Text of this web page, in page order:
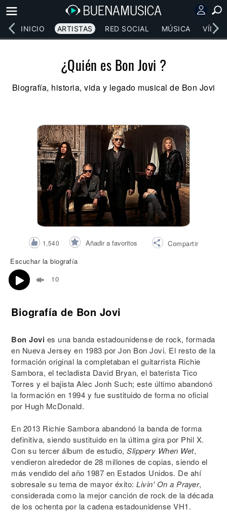
INICIO ARTISTAS RED SOCIAL MÚSICA
¿Quién es Bon Jovi ?
Biografía, historia, vida y legado musical de Bon Jovi
1,540 Añadir a favoritos
Compartir
Escuchar la biografía
10
Biografía de Bon Jovi
Bon Jovi es una banda estadounidense de rock, formada
en Nueva Jersey en 1983 por Jon Bon Jovi. El resto de la
formación original la completaban el guitarrista Richie
Sambora, el tecladista David Bryan, el baterista Tico
Torres y el bajista Alec Jonh Such; este último abandonó
la formación en 1994 y fue sustituido de forma no oficial
por Hugh McDonald.
En 2013 Richie Sambora abandonó la banda de forma
definitiva, siendo sustituido en la última gira por Phil X.
Con su tercer álbum de estudio, Slippery When Wet,
vendieron alrededor de 28 millones de copias, siendo el
más vendido del año 1987 en Estados Unidos. De ahí
sobresale su tema de mayor éxito: Livin' On a Prayer,
considerada como la mejor canción de rock de la década
de los ochenta por la cadena estadounidense VH1.